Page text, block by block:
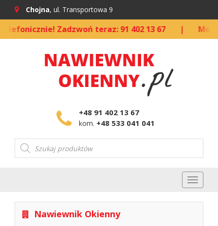
Chojna, ul. Transportowa 9
Zadzwoń teraz: 91 402 13 67 |
+48 91 402 13 67
kom. +48 533 041 041
Wyszukiwarka
produktów
Toggle
Nawiewnik Okienny